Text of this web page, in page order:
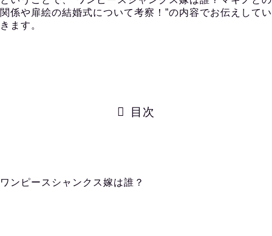
関係や扉絵の結婚式について考察！”の内容でお伝えしてい
きます。
目次
ワンピースシャンクス嫁は誰？